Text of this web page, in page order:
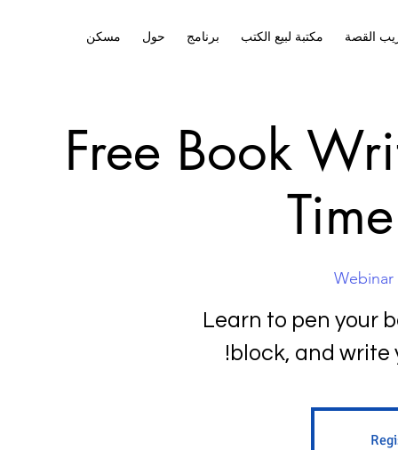
مسكن حول برنامج مكتبة لبيع الكتب القصة
Free Book
Webinar
Learn to pen your
block, and write